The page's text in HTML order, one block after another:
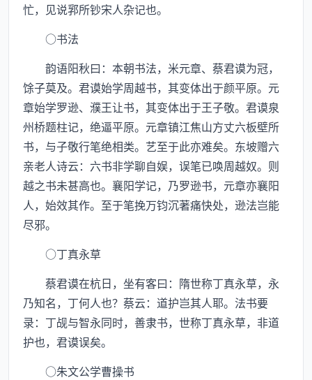
忙，见说郛所钞宋人杂记也。
○书法
韵语阳秋曰：本朝书法，米元章、蔡君谟为冠，
馀子莫及。君谟始学周越书，其变体出于颜平原。元
章始学罗逊、濮王让书，其变体出于王子敬。君谟泉
州桥题柱记，绝逼平原。元章镇江焦山方丈六板壁所
书，与子敬行笔绝相类。艺至于此亦难矣。东坡赠六
亲老人诗云：六书非学聊自娱，误笔已唤周越奴。则
越之书未甚高也。襄阳学记，乃罗逊书，元章亦襄阳
人，始效其作。至于笔挽万钧沉著痛快处，逊法岂能
尽邪。
○丁真永草
蔡君谟在杭日，坐有客曰：隋世称丁真永草，永
乃知名，丁何人也？蔡云：道护岂其人耶。法书要
录：丁觇与智永同时，善隶书，世称丁真永草，非道
护也，君谟误矣。
○朱文公学曹操书